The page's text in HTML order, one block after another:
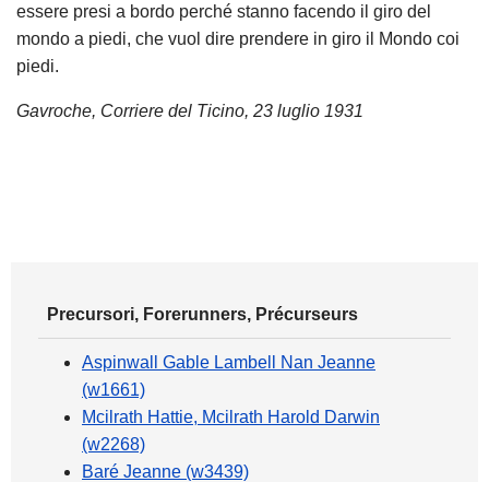
essere presi a bordo perché stanno facendo il giro del
mondo a piedi, che vuol dire prendere in giro il Mondo coi
piedi.
Gavroche, Corriere del Ticino, 23 luglio 1931
Precursori, Forerunners, Précurseurs
Aspinwall Gable Lambell Nan Jeanne
(w1661)
Mcilrath Hattie, Mcilrath Harold Darwin
(w2268)
Baré Jeanne (w3439)